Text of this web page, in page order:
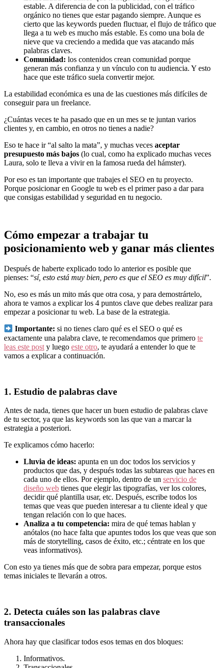
estable. A diferencia de con la publicidad, con el tráfico
orgánico no tienes que estar pagando siempre. Aunque es
cierto que las keywords pueden fluctuar, el flujo de tráfico que
llega a tu web es mucho más estable. Es como una bola de
nieve que va creciendo a medida que vas atacando más
palabras claves.
Comunidad: los contenidos crean comunidad porque
generan más confianza y un vínculo con tu audiencia. Y esto
hace que este tráfico suela convertir mejor.
La estabilidad económica es una de las cuestiones más difíciles de
conseguir para un freelance.
¿Cuántas veces te ha pasado que en un mes se te juntan varios
clientes y, en cambio, en otros no tienes a nadie?
Eso te hace ir “al salto la mata”, y muchas veces aceptar
presupuesto más bajos (lo cual, como ha explicado muchas veces
Laura, solo te lleva a vivir en la famosa rueda del hámster).
Por eso es tan importante que trabajes el SEO en tu proyecto.
Porque posicionar en Google tu web es el primer paso a dar para
que consigas estabilidad y seguridad en tu negocio.
Cómo empezar a trabajar tu
posicionamiento web y ganar más clientes
Después de haberte explicado todo lo anterior es posible que
pienses: “sí, esto está muy bien, pero es que el SEO es muy difícil”.
No, eso es más un mito más que otra cosa, y para demostrártelo,
ahora te vamos a explicar los 4 puntos clave que debes realizar para
empezar a posicionar tu web. La base de la estrategia.
Importante: si no tienes claro qué es el SEO o qué es
exactamente una palabra clave, te recomendamos que primero te
leas este post y luego este otro, te ayudará a entender lo que te
vamos a explicar a continuación.
1. Estudio de palabras clave
Antes de nada, tienes que hacer un buen estudio de palabras clave
de tu sector, ya que las keywords son las que van a marcar la
estrategia a posteriori.
Te explicamos cómo hacerlo:
Lluvia de ideas: apunta en un doc todos los servicios y
productos que das, y después todas las subtareas que haces en
cada uno de ellos. Por ejemplo, dentro de un servicio de
diseño web tienes que elegir las tipografías, ver los colores,
decidir qué plantilla usar, etc. Después, escribe todos los
temas que veas que pueden interesar a tu cliente ideal y que
tengan relación con lo que haces.
Analiza a tu competencia: mira de qué temas hablan y
anótalos (no hace falta que apuntes todos los que veas que son
más de storytelling, casos de éxito, etc.; céntrate en los que
veas informativos).
Con esto ya tienes más que de sobra para empezar, porque estos
temas iniciales te llevarán a otros.
2. Detecta cuáles son las palabras clave
transaccionales
Ahora hay que clasificar todos esos temas en dos bloques:
Informativos.